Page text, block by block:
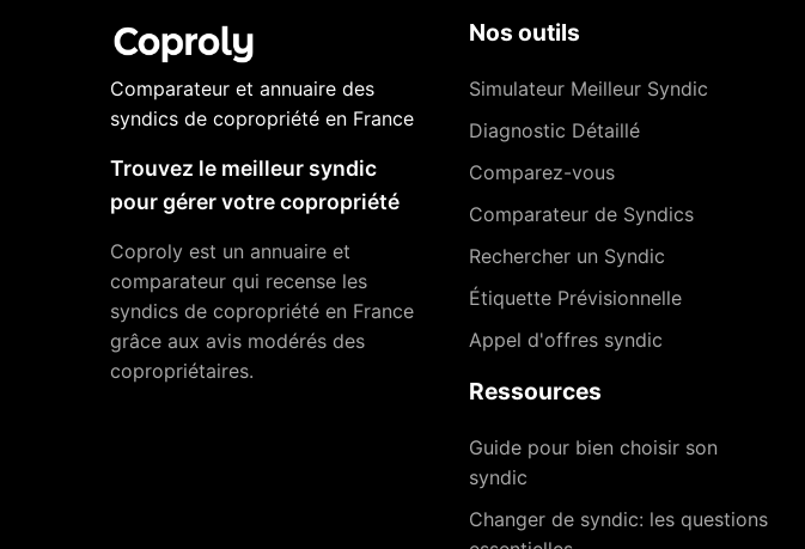
Comparateur et annuaire des
syndics de copropriété en France
Trouvez le meilleur syndic
pour gérer votre copropriété
Coproly est un annuaire et
comparateur qui recense les
syndics de copropriété en France
grâce aux avis modérés des
copropriétaires.
Nos outils
Simulateur Meilleur Syndic
Diagnostic Détaillé
Comparez-vous
Comparateur de Syndics
Rechercher un Syndic
Étiquette Prévisionnelle
Appel d'offres syndic
Ressources
Guide pour bien choisir son
syndic
Changer de syndic: les questions